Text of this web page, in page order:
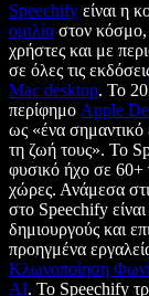
Speechify είναι η
ομιλία στον
χρήστες και με
σε όλες τις
Mac desktop. Το
περίφημο Apple
ως «ένα
τη ζωή τους». Το
φυσικό ήχο σε 60+
χώρες. Ανάμεσα
στο Speechify είναι
δημιουργούς και
προηγμένα
Κλωνοποίηση
AI. Το Speechify